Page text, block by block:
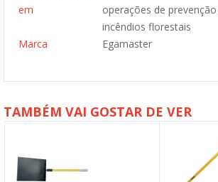
em
operações de
incêndios florestais
Marca
Egamaster
TAMBÉM VAI GOSTAR DE VER